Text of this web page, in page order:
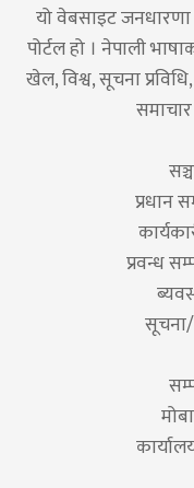
यो वेबसाइट जनधारणा
पोर्टल हो । नेपाली
खेल, विश्व, सूचना
प्रधान
प्रवन्ध
सूचना/